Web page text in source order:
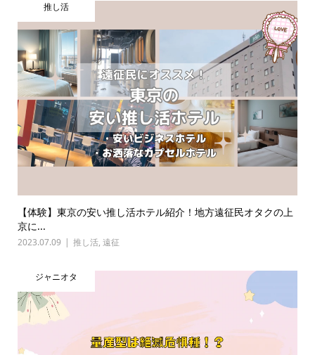
推し活
【体験】東京の安い推し活ホテル紹介！地方遠征民オタクの上
京に...
2023.07.09 推し活, 遠征
ジャニオタ